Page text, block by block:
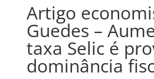
Artigo
Guedes –
taxa Selic é
dominância